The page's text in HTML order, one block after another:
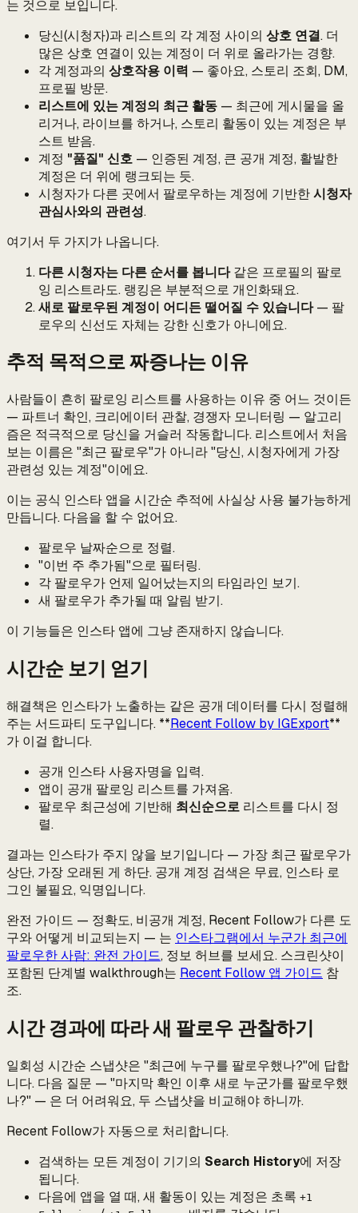
는 것으로 보입니다.
당신(시청자)과 리스트의 각 계정 사이의 상호 연결. 더
많은 상호 연결이 있는 계정이 더 위로 올라가는 경향.
각 계정과의 상호작용 이력 — 좋아요, 스토리 조회, DM,
프로필 방문.
리스트에 있는 계정의 최근 활동 — 최근에 게시물을 올
리거나, 라이브를 하거나, 스토리 활동이 있는 계정은 부
스트 받음.
계정 "품질" 신호 — 인증된 계정, 큰 공개 계정, 활발한
계정은 더 위에 랭크되는 듯.
시청자가 다른 곳에서 팔로우하는 계정에 기반한시청자
관심사와의 관련성.
여기서 두 가지가 나옵니다.
다른 시청자는 다른 순서를 봅니다같은 프로필의 팔로
잉 리스트라도. 랭킹은 부분적으로 개인화돼요.
새로 팔로우된 계정이 어디든 떨어질 수 있습니다— 팔
로우의 신선도 자체는 강한 신호가 아니에요.
추적 목적으로 짜증나는 이유
사람들이 흔히 팔로잉 리스트를 사용하는 이유 중 어느 것이든
— 파트너 확인, 크리에이터 관찰, 경쟁자 모니터링 — 알고리
즘은 적극적으로 당신을 거슬러 작동합니다. 리스트에서 처음
보는 이름은 "최근 팔로우"가 아니라 "당신, 시청자에게 가장
관련성 있는 계정"이에요.
이는 공식 인스타 앱을 시간순 추적에 사실상 사용 불가능하게
만듭니다. 다음을 할 수 없어요.
팔로우 날짜순으로 정렬.
"이번 주 추가됨"으로 필터링.
각 팔로우가 언제 일어났는지의 타임라인 보기.
새 팔로우가 추가될 때 알림 받기.
이 기능들은 인스타 앱에 그냥 존재하지 않습니다.
시간순 보기 얻기
해결책은 인스타가 노출하는 같은 공개 데이터를 다시 정렬해
주는 서드파티 도구입니다. **Recent Follow by IGExport**
가 이걸 합니다.
공개 인스타 사용자명을 입력.
앱이 공개 팔로잉 리스트를 가져옴.
팔로우 최근성에 기반해 최신순으로 리스트를 다시 정
렬.
결과는 인스타가 주지 않을 보기입니다 — 가장 최근 팔로우가
상단, 가장 오래된 게 하단. 공개 계정 검색은 무료, 인스타 로
그인 불필요, 익명입니다.
완전 가이드 — 정확도, 비공개 계정, Recent Follow가 다른 도
구와 어떻게 비교되는지 — 는 인스타그램에서 누군가 최근에
팔로우한 사람: 완전 가이드, 정보 허브를 보세요. 스크린샷이
포함된 단계별 walkthrough는 Recent Follow 앱 가이드 참
조.
시간 경과에 따라 새 팔로우 관찰하기
일회성 시간순 스냅샷은 "최근에 누구를 팔로우했나?"에 답합
니다. 다음 질문 — "마지막 확인 이후 새로 누군가를 팔로우했
나?" — 은 더 어려워요, 두 스냅샷을 비교해야 하니까.
Recent Follow가 자동으로 처리합니다.
검색하는 모든 계정이 기기의 Search History에 저장
됩니다.
다음에 앱을 열 때, 새 활동이 있는 계정은 초록 +1